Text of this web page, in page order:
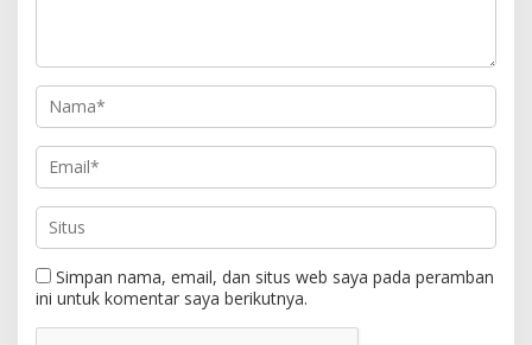
Simpan nama, email, dan situs web saya pada peramban
ini untuk komentar saya berikutnya.